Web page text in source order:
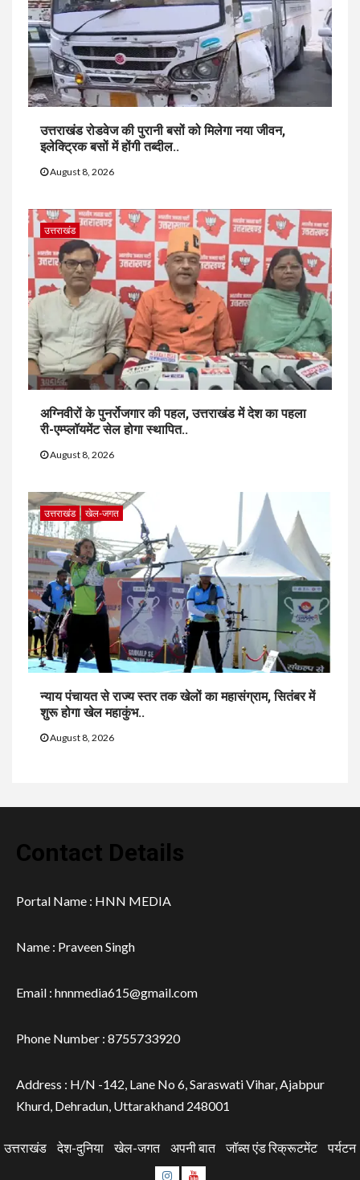
उत्तराखंड रोडवेज की पुरानी बसों को मिलेगा नया जीवन,
इलेक्ट्रिक बसों में होंगी तब्दील..
August 8, 2026
उत्तराखंड
अग्निवीरों के पुनर्रोजगार की पहल, उत्तराखंड में देश का पहला
री-एम्प्लॉयमेंट सेल होगा स्थापित..
August 8, 2026
उत्तराखंड खेल-जगत
न्याय पंचायत से राज्य स्तर तक खेलों का महासंग्राम, सितंबर में
शुरू होगा खेल महाकुंभ..
August 8, 2026
Contact Details
Portal Name : HNN MEDIA
Name : Praveen Singh
Email : hnnmedia615@gmail.com
Phone Number : 8755733920
Address : H/N -142, Lane No 6, Saraswati Vihar, Ajabpur
Khurd, Dehradun, Uttarakhand 248001
उत्तराखंड देश-दुनिया खेल-जगत अपनी बात जॉब्स एंड रिक्रूटमेंट पर्यटन
Instagram
Youtube